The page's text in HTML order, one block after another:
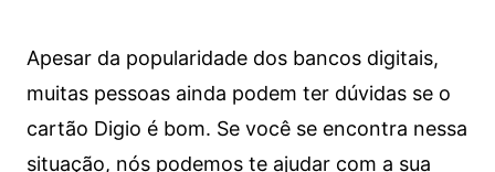
Apesar da popularidade dos bancos digitais,
muitas pessoas ainda podem ter dúvidas se o
cartão Digio é bom. Se você se encontra nessa
situação, nós podemos te ajudar com a sua